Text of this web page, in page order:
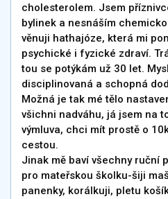
cholesterolem. Jsem
bylinek a nesnáším
věnuji hathajóze, která mi
psychické i fyzické zdraví.
tou se potýkám už 30 let.
disciplinovaná a schopná
Možná je tak mé tělo
všichni nadváhu, já jsem na
výmluva, chci mít prostě o
cestou.
Jinak mě baví všechny ruční
pro mateřskou školku-šiji
panenky, korálkuji, pletu